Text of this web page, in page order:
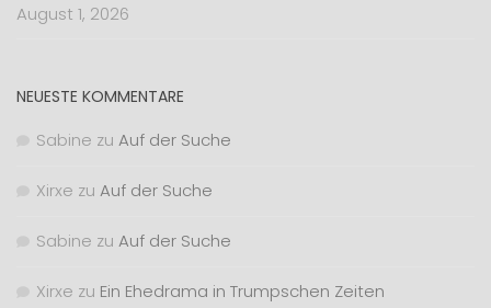
August 1, 2026
NEUESTE KOMMENTARE
Sabine zu Auf der Suche
Xirxe zu Auf der Suche
Sabine zu Auf der Suche
Xirxe zu Ein Ehedrama in Trumpschen Zeiten